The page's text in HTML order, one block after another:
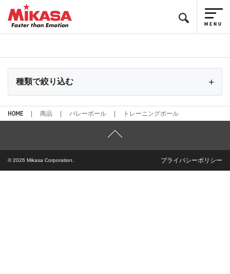
種類で絞り込む
HOME 商品 バレーボール トレーニングボール
© 2026 Mikasa Corporation. プライバシーポリシー